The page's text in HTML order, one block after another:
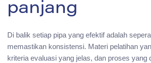
panjang
Di balik setiap pipa yang efektif adalah
memastikan konsistensi. Materi pelatihan
kriteria evaluasi yang jelas, dan proses yang